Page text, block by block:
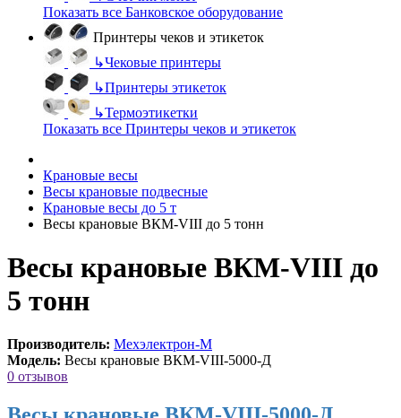
Показать все Банковское оборудование
Принтеры чеков и этикеток
↳Чековые принтеры
↳Принтеры этикеток
↳Термоэтикетки
Показать все Принтеры чеков и этикеток
Крановые весы
Весы крановые подвесные
Крановые весы до 5 т
Весы крановые ВКМ-VIII до 5 тонн
Весы крановые ВКМ-VIII до
5 тонн
Производитель: Мехэлектрон-М
Модель: Весы крановые ВКМ-VIII-5000-Д
0 отзывов